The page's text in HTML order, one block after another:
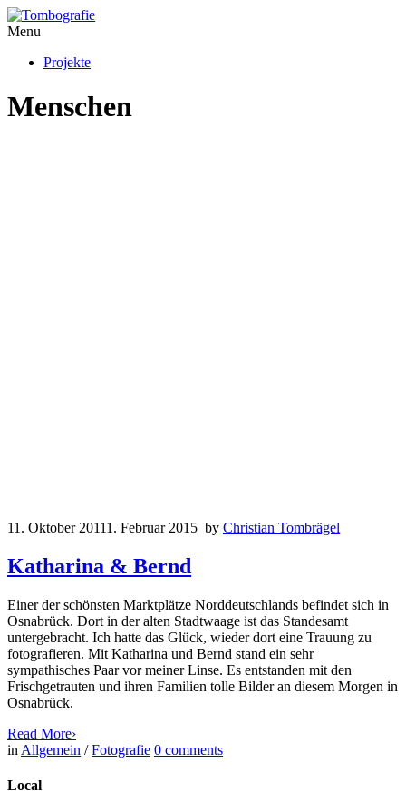
Menu
Projekte
Menschen
11. Oktober 20111. Februar 2015 by Christian Tombrägel
Katharina & Bernd
Einer der schönsten Marktplätze Norddeutschlands befindet sich in
Osnabrück. Dort in der alten Stadtwaage ist das Standesamt
untergebracht. Ich hatte das Glück, wieder dort eine Trauung zu
fotografieren. Mit Katharina und Bernd stand ein sehr
sympathisches Paar vor meiner Linse. Es entstanden mit den
Frischgetrauten und ihren Familien tolle Bilder an diesem Morgen in
Osnabrück.
Read More›
in Allgemein /Fotografie 0 comments
Local